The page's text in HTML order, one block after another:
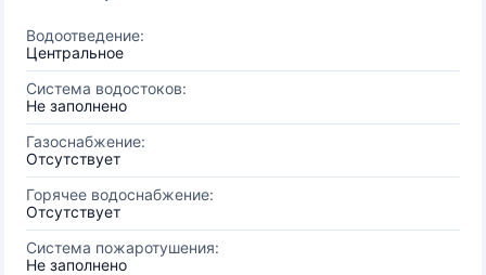
Водоотведение:
Центральное
Система водостоков:
Не заполнено
Газоснабжение:
Отсутствует
Горячее водоснабжение:
Отсутствует
Система пожаротушения:
Не заполнено